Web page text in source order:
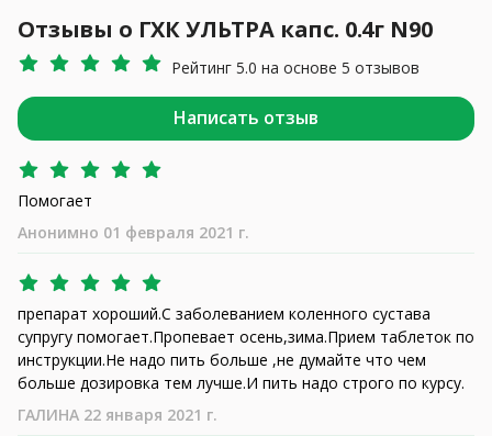
Отзывы о ГХК УЛЬТРА капс. 0.4г N90
Рейтинг 5.0 на основе 5 отзывов
Написать отзыв
Помогает
Анонимно 01 февраля 2021 г.
препарат хороший.С заболеванием коленного сустава
супругу помогает.Пропевает осень,зима.Прием таблеток по
инструкции.Не надо пить больше ,не думайте что чем
больше дозировка тем лучше.И пить надо строго по курсу.
ГАЛИНА 22 января 2021 г.